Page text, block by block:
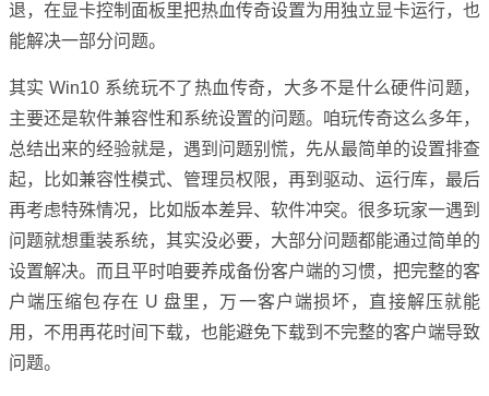
退，在显卡控制面板里把热血传奇设置为用独立显卡运行，也
能解决一部分问题。
其实 Win10 系统玩不了热血传奇，大多不是什么硬件问题，
主要还是软件兼容性和系统设置的问题。咱玩传奇这么多年，
总结出来的经验就是，遇到问题别慌，先从最简单的设置排查
起，比如兼容性模式、管理员权限，再到驱动、运行库，最后
再考虑特殊情况，比如版本差异、软件冲突。很多玩家一遇到
问题就想重装系统，其实没必要，大部分问题都能通过简单的
设置解决。而且平时咱要养成备份客户端的习惯，把完整的客
户端压缩包存在 U 盘里，万一客户端损坏，直接解压就能
用，不用再花时间下载，也能避免下载到不完整的客户端导致
问题。